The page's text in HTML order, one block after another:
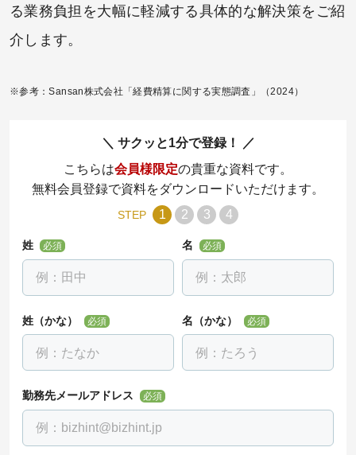
る業務負担を大幅に軽減する具体的な解決策をご紹
介します。
※参考：Sansan株式会社「経費精算に関する実態調査」（2024）
サクッと1分で登録！
こちらは会員様限定の貴重な資料です。
無料会員登録で資料をダウンロードいただけます。
STEP 1 2 3 4
姓 必須 名 必須
姓（かな） 必須 名（かな） 必須
勤務先メールアドレス 必須